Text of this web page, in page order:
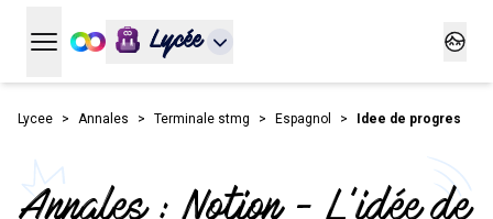
Ouvrir le menu principal
Lycée
Lycee Annales Terminale stmg Espagnol Idee de progres
Annales : Notion - L'idée de